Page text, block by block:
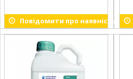
Повідомити про наявність